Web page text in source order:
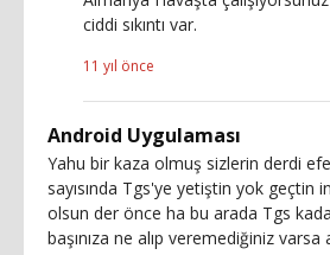
ciddi sıkıntı var.
11 yıl önce
Android Uygulaması
Yahu bir kaza olmuş sizlerin derdi
sayısında Tgs'ye yetiştin yok geçtin
olsun der önce ha bu arada Tgs
başınıza ne alıp veremediğiniz varsa